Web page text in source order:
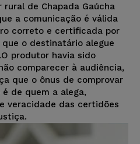
de Chapada Gaúcha
a comunicação é válida
correto e certificada por
o destinatário alegue
produtor havia sido
comparecer à audiência,
que o ônus de comprovar
de quem a alega,
veracidade das certidões